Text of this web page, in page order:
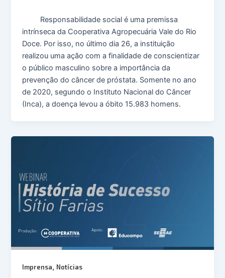
Responsabilidade social é uma premissa
intrínseca da Cooperativa Agropecuária Vale do Rio
Doce. Por isso, no último dia 26, a instituição
realizou uma ação com a finalidade de conscientizar
o público masculino sobre a importância da
prevenção do câncer de próstata. Somente no ano
de 2020, segundo o Instituto Nacional do Câncer
(Inca), a doença levou a óbito 15.983 homens.
Imprensa, Notícias